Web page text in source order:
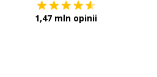
1,47 mln opinii